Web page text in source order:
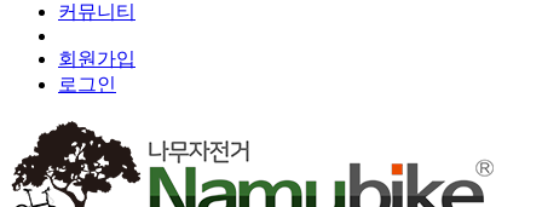
커뮤니티
회원가입
로그인